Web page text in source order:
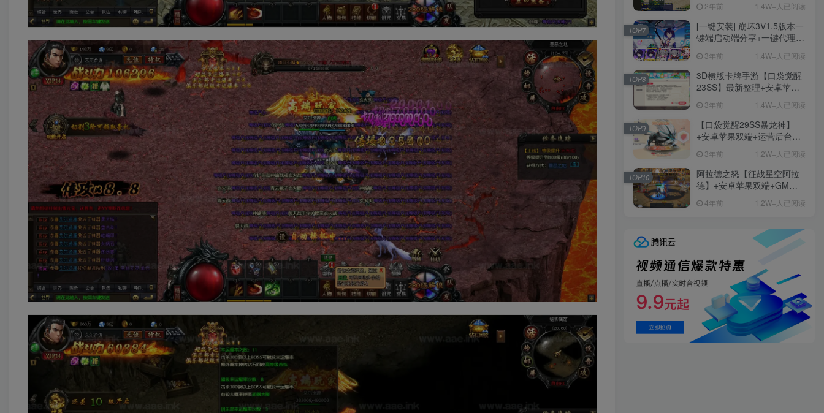
卡+剧情活动+视频搭建及其
他修改资料
2年前 1.4W+人已阅读
[一键安装] 崩坏3V1.5版本一
键端启动端分享+一键代理
ID+详细指令+极简一键修改
3年前 1.4W+人已阅读
TOP7
3D横版卡牌手游【口袋觉醒
23SS】最新整理+安卓苹果
细搭建教程
3年前 1.4W+人已阅读
TOP8
【口袋觉醒29SS暴龙神】
+安卓苹果双端+运营后台
端 3年前 1.2W+人已阅读
TOP9
阿拉德之怒【征战星空阿拉
德】+安卓苹果双端+GM授
+详细教程
4年前 1.2W+人已阅读
TOP10